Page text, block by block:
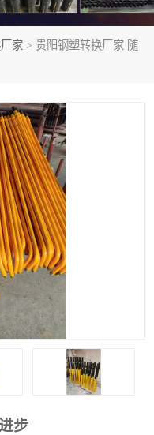
家 > 贵阳钢塑转换厂家 随
步
敏固化玻璃钢保护套
缆热缩附件